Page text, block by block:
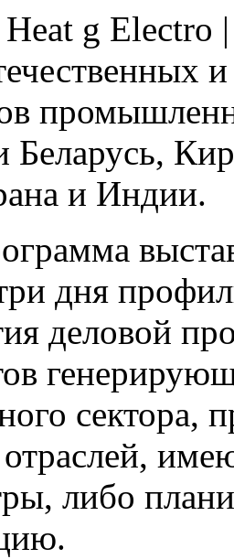
g Electro
Беларусь,
и Индии.
дня
деловой
сектора,
либо